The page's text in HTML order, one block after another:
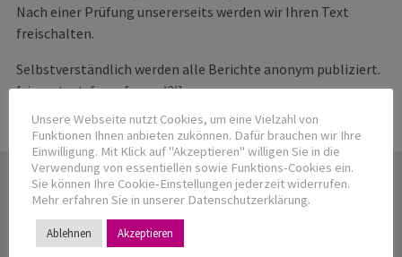
Nach einer Prüfung unsererseits werden wir Ihren Text
freischalten.
Selbstverständlich werden alle Berichte anonym publiziert.
[si-contact-form form=’2′]
FertJ swiss GmbH
Dr. P. Hermann, MD
Unsere Webseite nutzt Cookies, um eine Vielzahl von
Funktionen Ihnen anbieten zukönnen. Dafür brauchen wir Ihre
Einwilligung. Mit Klick auf "Akzeptieren" willigen Sie in die
Verwendung von essentiellen sowie Funktions-Cookies ein.
Sie können Ihre Cookie-Einstellungen jederzeit widerrufen.
Mehr erfahren Sie in unserer Datenschutzerklärung.
Ablehnen Akzeptieren